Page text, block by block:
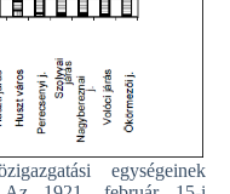
egységeinek